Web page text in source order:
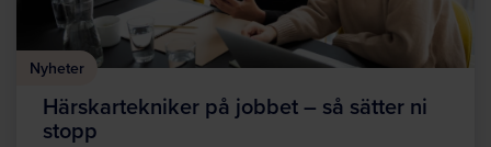
Nyheter
Härskartekniker på jobbet – så sätter ni
stopp